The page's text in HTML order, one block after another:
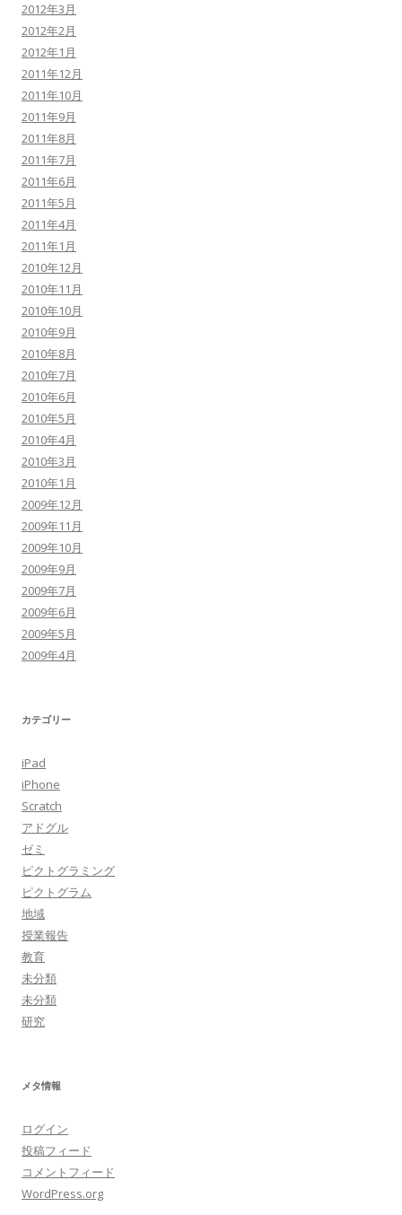
2012年3月
2012年2月
2012年1月
2011年12月
2011年10月
2011年9月
2011年8月
2011年7月
2011年6月
2011年5月
2011年4月
2011年1月
2010年12月
2010年11月
2010年10月
2010年9月
2010年8月
2010年7月
2010年6月
2010年5月
2010年4月
2010年3月
2010年1月
2009年12月
2009年11月
2009年10月
2009年9月
2009年7月
2009年6月
2009年5月
2009年4月
カテゴリー
iPad
iPhone
Scratch
アドグル
ゼミ
ピクトグラミング
ピクトグラム
地域
授業報告
教育
未分類
未分類
研究
メタ情報
ログイン
投稿フィード
コメントフィード
WordPress.org